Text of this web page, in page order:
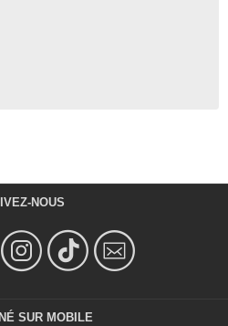
NOUS
SUR MOBILE